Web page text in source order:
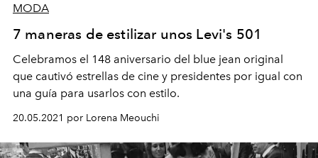
MODA
7 maneras de estilizar unos Levi's 501
Celebramos el 148 aniversario del blue jean original
que cautivó estrellas de cine y presidentes por igual con
una guía para usarlos con estilo.
20.05.2021 por Lorena Meouchi